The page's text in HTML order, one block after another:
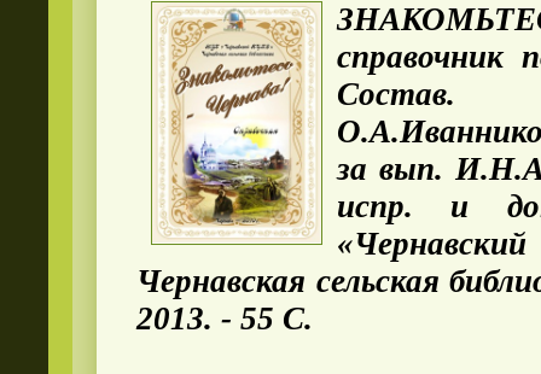
справочник
Состав.
за вып.
испр. и
Чернавская сельская
2013. - 55 С.